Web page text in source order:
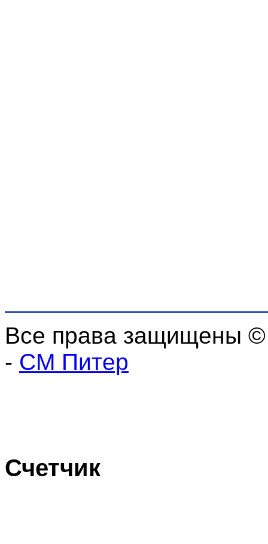
Все права защищены
- СМ Питер
Счетчик